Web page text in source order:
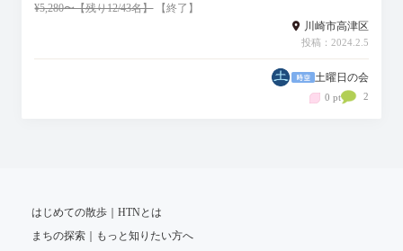
¥5,280〜【残り12/43名】【終了】
川崎市高津区
投稿：2024.2.5
土曜日の会
0 pt 2
はじめての散歩｜HTNとは
まちの探索｜もっと知りたい方へ